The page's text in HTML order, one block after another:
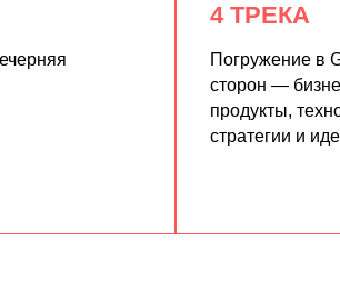
4 ТРЕКА
Погружение в
сторон —
продукты,
стратегии и